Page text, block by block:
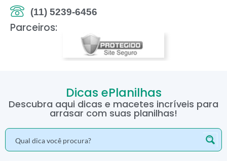
(11) 5239-6456
Parceiros:
Dicas ePlanilhas
Descubra aqui dicas e macetes incríveis para
arrasar com suas planilhas!